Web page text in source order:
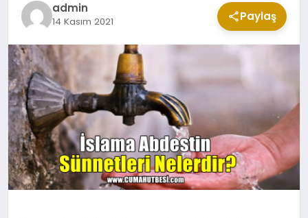
admin
14 Kasım 2021 Paylaş